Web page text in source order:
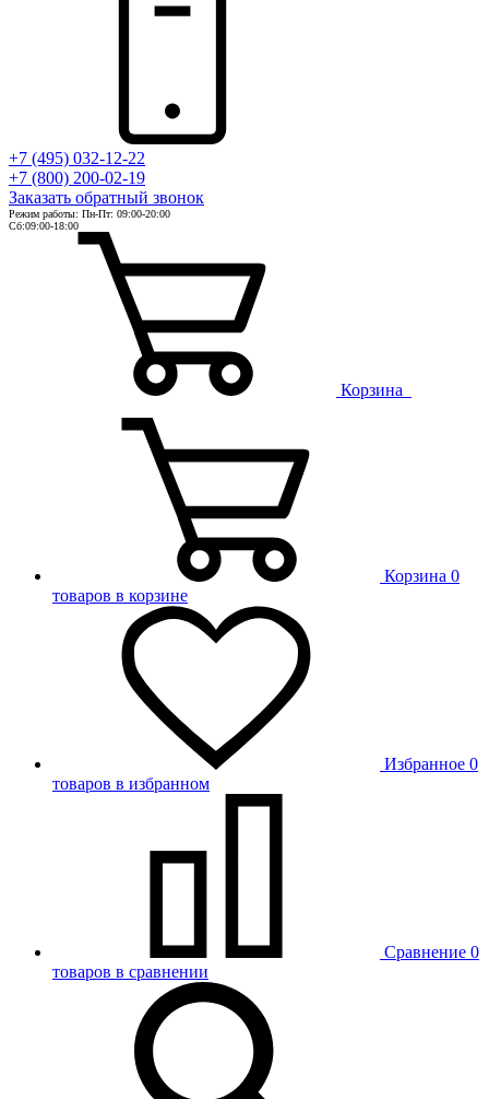
+7 (495) 032-12-22
+7 (800) 200-02-19
Заказать обратный звонок
Режим работы: Пн-Пт: 09:00-20:00
Сб:09:00-18:00
Корзина
Корзина 0
товаров в корзине
Избранное 0
товаров в избранном
Сравнение 0
товаров в сравнении